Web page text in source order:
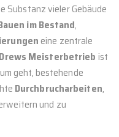
Substanz vieler Gebäude
im Bestand,
eine zentrale
Meisterbetriebist
geht, bestehende
Durchbrucharbeiten,
und zu